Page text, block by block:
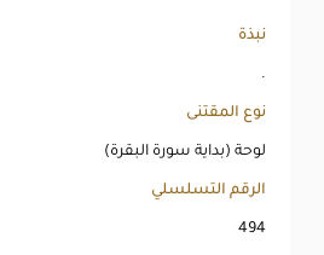
نبذة
.
نوع المقتنى
لوحة (بداية سورة البقرة)
الرقم التسلسلي
494